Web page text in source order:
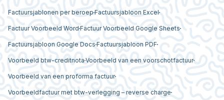
Factuursjablonen per beroep Factuursjabloon Excel
Factuur Voorbeeld Word Factuur Voorbeeld Google Sheets
Factuursjabloon Google Docs Factuursjabloon PDF
Voorbeeld btw-creditnota Voorbeeld van een voorschotfactuur
Voorbeeld van een proforma factuur
Voorbeeldfactuur met btw-verlegging – reverse charge